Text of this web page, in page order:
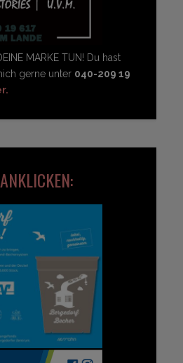
MARKE TUN! Du hast
gerne unter 040-209 19